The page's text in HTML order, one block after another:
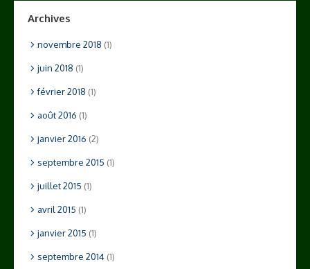
Archives
novembre 2018 (1)
juin 2018 (1)
février 2018 (1)
août 2016 (1)
janvier 2016 (2)
septembre 2015 (1)
juillet 2015 (1)
avril 2015 (1)
janvier 2015 (1)
septembre 2014 (1)